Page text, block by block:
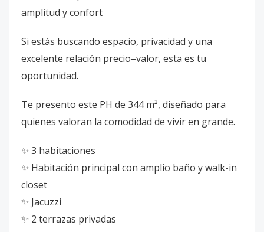
amplitud y confort
Si estás buscando espacio, privacidad y una
excelente relación precio–valor, esta es tu
oportunidad.
Te presento este PH de 344 m², diseñado para
quienes valoran la comodidad de vivir en grande.
✨ 3 habitaciones
✨ Habitación principal con amplio baño y walk-in
closet
✨ Jacuzzi
✨ 2 terrazas privadas